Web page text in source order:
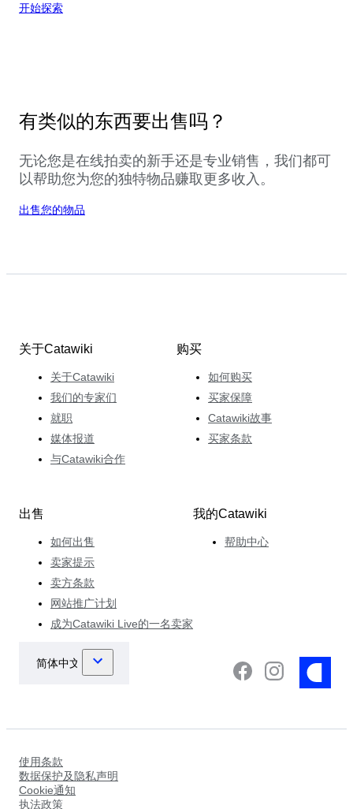
开始探索
有类似的东西要出售吗？
无论您是在线拍卖的新手还是专业销售，我们都可
以帮助您为您的独特物品赚取更多收入。
出售您的物品
关于Catawiki
关于Catawiki
我们的专家们
就职
媒体报道
与Catawiki合作
购买
如何购买
买家保障
Catawiki故事
买家条款
出售
如何出售
卖家提示
卖方条款
网站推广计划
成为Catawiki Live的一名卖家
我的Catawiki
帮助中心
使用条款
数据保护及隐私声明
Cookie通知
执法政策